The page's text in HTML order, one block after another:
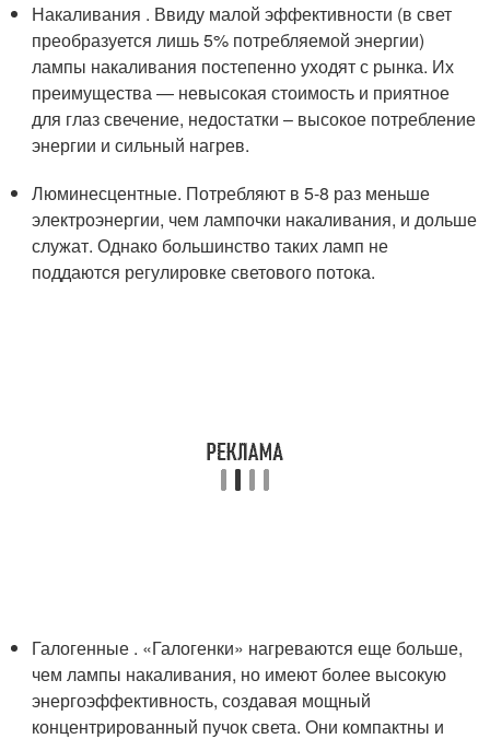
Накаливания . Ввиду малой эффективности (в свет
преобразуется лишь 5% потребляемой энергии)
лампы накаливания постепенно уходят с рынка. Их
преимущества — невысокая стоимость и приятное
для глаз свечение, недостатки – высокое потребление
энергии и сильный нагрев.
Люминесцентные. Потребляют в 5-8 раз меньше
электроэнергии, чем лампочки накаливания, и дольше
служат. Однако большинство таких ламп не
поддаются регулировке светового потока.
Галогенные . «Галогенки» нагреваются еще больше,
чем лампы накаливания, но имеют более высокую
энергоэффективность, создавая мощный
концентрированный пучок света. Они компактны и